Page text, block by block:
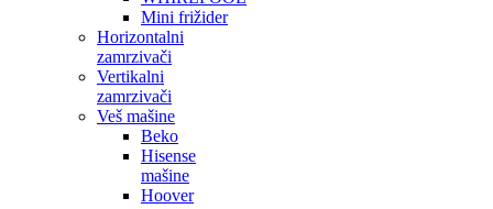
Mini frižider
Horizontalni
zamrzivači
Vertikalni
zamrzivači
Veš mašine
Beko
Hisense
mašine
Hoover